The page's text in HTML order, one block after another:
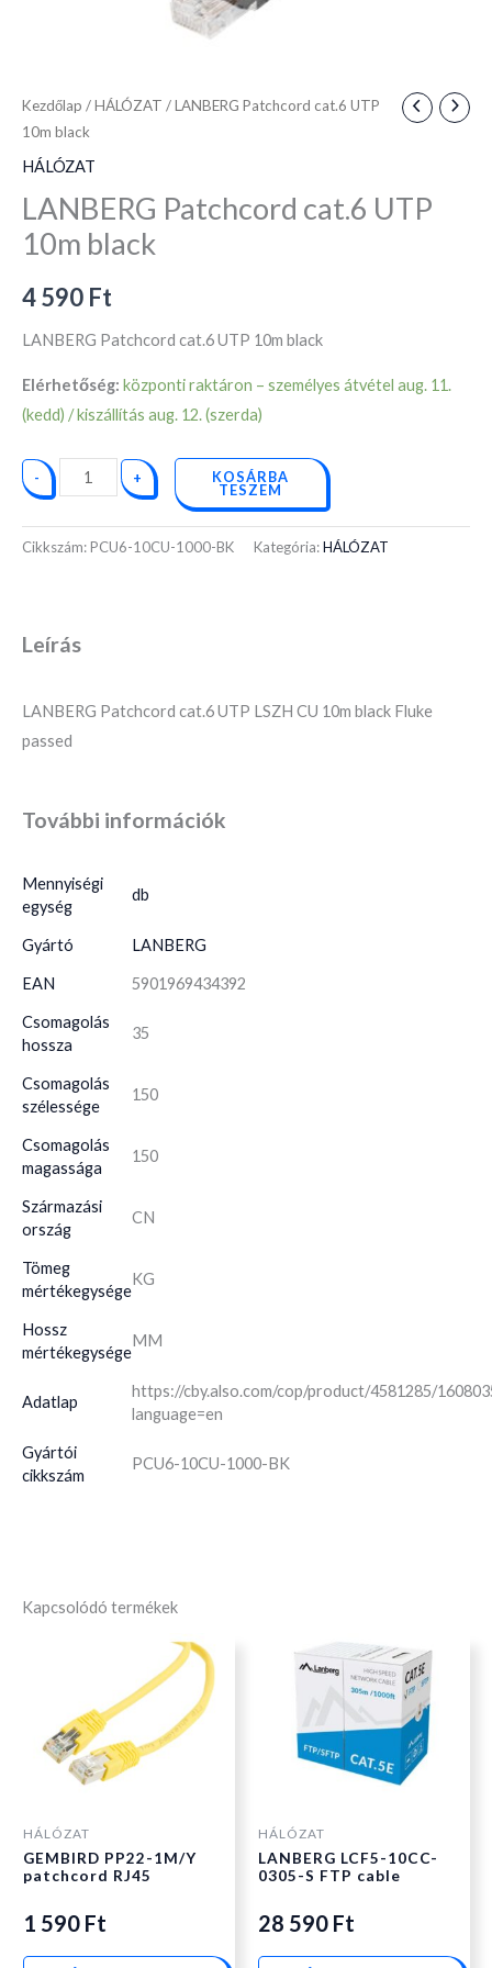
Kezdőlap /HÁLÓZAT / LANBERG Patchcord cat.6 UTP
10m black
HÁLÓZAT
LANBERG Patchcord cat.6 UTP
10m black
4 590 Ft
LANBERG Patchcord cat.6 UTP 10m black
Elérhetőség: központi raktáron – személyes átvétel aug. 11.
(kedd) / kiszállítás aug. 12. (szerda)
- + KOSÁRBA
TESZEM
Cikkszám:PCU6-10CU-1000-BK Kategória:HÁLÓZAT
Leírás
LANBERG Patchcord cat.6 UTP LSZH CU 10m black Fluke
passed
További információk
Mennyiségi
egység
db
Gyártó LANBERG
EAN 5901969434392
Csomagolás
hossza
35
Csomagolás
szélessége
150
Csomagolás
magassága
150
Származási
ország
CN
Tömeg
mértékegysége
KG
Hossz
mértékegysége
MM
Adatlap
https://cby.also.com/cop/product/4581285/
language=en
Gyártói
cikkszám
PCU6-10CU-1000-BK
Kapcsolódó termékek
HÁLÓZAT
GEMBIRD PP22-1M/Y
patchcord RJ45
1 590 Ft
HÁLÓZAT
LANBERG LCF5-10CC-
0305-S FTP cable
28 590 Ft